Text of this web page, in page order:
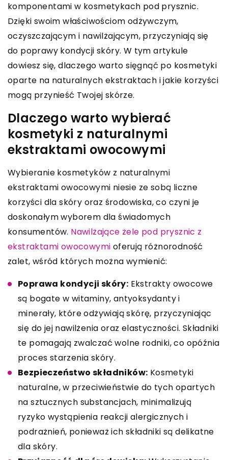
komponentami w kosmetykach pod prysznic.
Dzięki swoim właściwościom odżywczym,
oczyszczającym i nawilżającym, przyczyniają się
do poprawy kondycji skóry. W tym artykule
dowiesz się, dlaczego warto sięgnąć po kosmetyki
oparte na naturalnych ekstraktach i jakie korzyści
mogą przynieść Twojej skórze.
Dlaczego warto wybierać
kosmetyki z naturalnymi
ekstraktami owocowymi
Wybieranie kosmetyków z naturalnymi
ekstraktami owocowymi niesie ze sobą liczne
korzyści dla skóry oraz środowiska, co czyni je
doskonałym wyborem dla świadomych
konsumentów. Nawilżające żele pod prysznic z
ekstraktami owocowymi oferują różnorodność
zalet, wśród których można wymienić:
Poprawa kondycji skóry: Ekstrakty owocowe
są bogate w witaminy, antyoksydanty i
minerały, które odżywiają skórę, przyczyniając
się do jej nawilżenia oraz elastyczności. Składniki
te pomagają zwalczać wolne rodniki, co opóźnia
proces starzenia skóry.
Bezpieczeństwo składników: Kosmetyki
naturalne, w przeciwieństwie do tych opartych
na sztucznych substancjach, minimalizują
ryzyko wystąpienia reakcji alergicznych i
podrażnień, ponieważ ich składniki są delikatne
dla skóry.